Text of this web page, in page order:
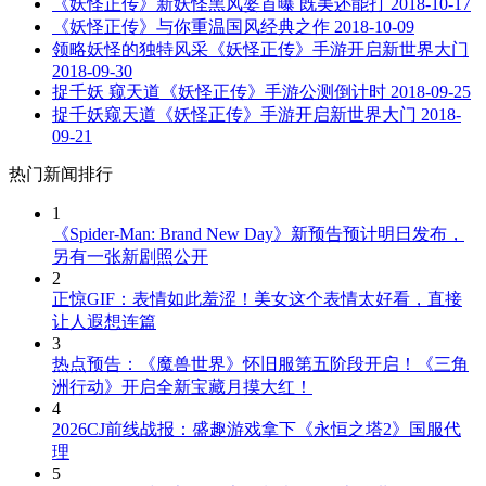
《妖怪正传》与你重温国风经典之作 2018-10-09
领略妖怪的独特风采《妖怪正传》手游开启新世界大门
2018-09-30
捉千妖 窥天道《妖怪正传》手游公测倒计时 2018-09-25
捉千妖窥天道《妖怪正传》手游开启新世界大门 2018-
09-21
热门新闻排行
1
《Spider-Man: Brand New Day》新预告预计明日发布，
另有一张新剧照公开
2
正惊GIF：表情如此羞涩！美女这个表情太好看，直接
让人遐想连篇
3
热点预告：《魔兽世界》怀旧服第五阶段开启！《三角
洲行动》开启全新宝藏月摸大红！
4
2026CJ前线战报：盛趣游戏拿下《永恒之塔2》国服代
理
5